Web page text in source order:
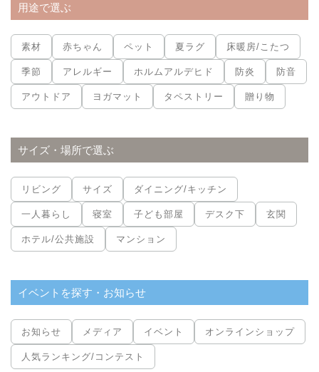
用途で選ぶ
素材 赤ちゃん ペット 夏ラグ 床暖房/こたつ
季節 アレルギー ホルムアルデヒド 防炎 防音
アウトドア ヨガマット タペストリー 贈り物
サイズ・場所で選ぶ
リビング サイズ ダイニング/キッチン
一人暮らし 寝室 子ども部屋 デスク下 玄関
ホテル/公共施設 マンション
イベントを探す・お知らせ
お知らせ メディア イベント オンラインショップ
人気ランキング/コンテスト